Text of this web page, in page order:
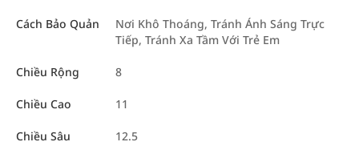
Cách Bảo Quản
Nơi Khô Thoáng, Tránh Ánh Sáng Trực
Tiếp, Tránh Xa Tầm Với Trẻ Em
Chiều Rộng 8
Chiều Cao 11
Chiều Sâu 12.5